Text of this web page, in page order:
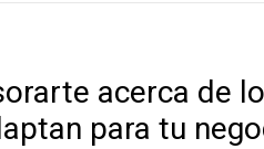
acerca de
para tu